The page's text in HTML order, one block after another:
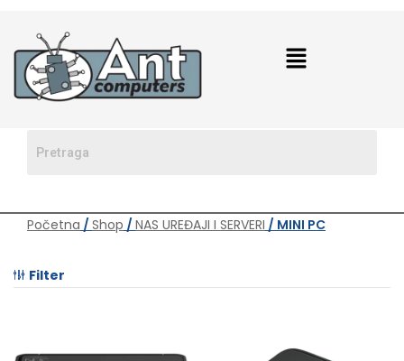
Početna / Shop / NAS UREĐAJI I SERVERI / MINI PC
Filter